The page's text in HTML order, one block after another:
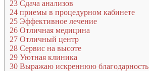
23 Сдача анализов
24 приемы в процедурном кабинете
25 Эффективное лечение
26 Отличная медицина
27 Отличный центр
28 Сервис на высоте
29 Уютная клиника
30 Выражаю искреннюю благодарность